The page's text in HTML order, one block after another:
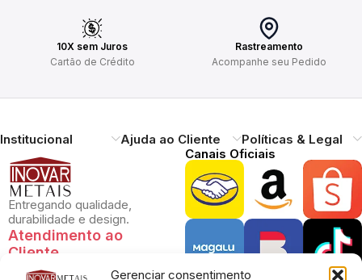
Gerenciar consentimento
10X sem Juros
Cartão de Crédito
Rastreamento
Acompanhe seu Pedido
Institucional Ajuda ao Cliente Políticas & Legal
Entregando qualidade,
durabilidade e design.
Atendimento ao
Cliente
Canais Oficiais